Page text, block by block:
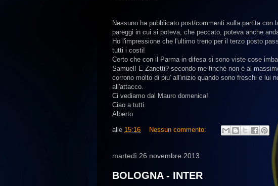
Nessuno ha pubblicato post/commenti sulla partita con
pareggi in cui si poteva, che peccato, poteva anche
Ho l'impressione che l'ultimo treno per il terzo posto
tutti i costi!
Certo che con il Parma in difesa si sono viste cose
Samuel! E Zanetti? secondo me finchè non è al
corrono molto di piu' all'inizio quando sono freschi e lui
all'attacco.
Ci vediamo dal Mauro domenica!
Ciao a tutti.
Alberto
alle 15:16 Nessun commento:
martedì 26 novembre 2013
BOLOGNA - INTER